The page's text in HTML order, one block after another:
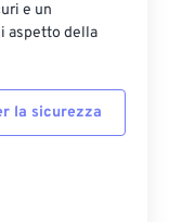
e un
aspetto della
la sicurezza